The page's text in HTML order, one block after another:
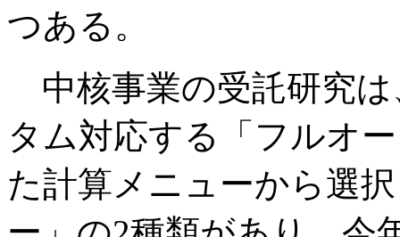
つある。
中核事業の受託研究
タム対応する「フルオ
た計算メニューから選